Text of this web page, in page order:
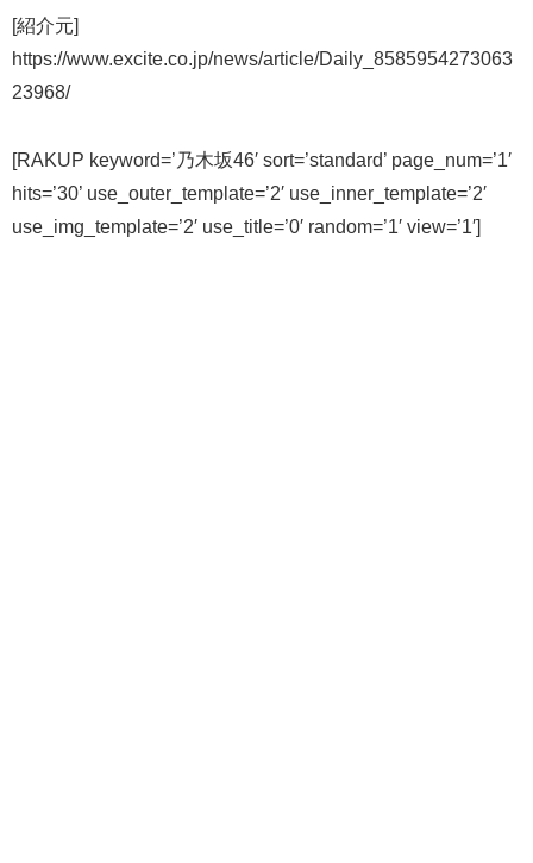
[紹介元]
https://www.excite.co.jp/news/article/Daily_8585954273063
23968/
[RAKUP keyword=’乃木坂46′ sort=’standard’ page_num=’1′
hits=’30’ use_outer_template=’2′ use_inner_template=’2′
use_img_template=’2′ use_title=’0′ random=’1′ view=’1′]